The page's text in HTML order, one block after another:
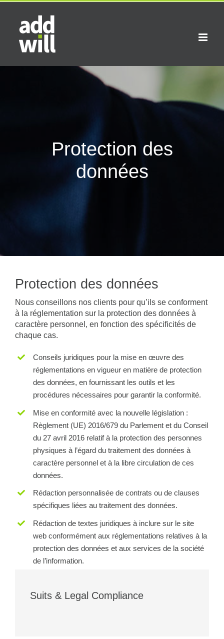
Skip
content
Protection des
données
Protection des données
Nous conseillons nos clients pour qu’ils se conforment
à la réglementation sur la protection des données à
caractère personnel, en fonction des spécificités de
chaque cas.
Conseils juridiques pour la mise en œuvre des
réglementations en vigueur en matière de protection
des données, en fournissant les outils et les
procédures nécessaires pour garantir la conformité.
Mise en conformité avec la nouvelle législation :
Règlement (UE) 2016/679 du Parlement et du Conseil
du 27 avril 2016 relatif à la protection des personnes
physiques à l’égard du traitement des données à
caractère personnel et à la libre circulation de ces
données.
Rédaction personnalisée de contrats ou de clauses
spécifiques liées au traitement des données.
Rédaction de textes juridiques à inclure sur le site
web conformément aux réglementations relatives à la
protection des données et aux services de la société
de l’information.
Suits & Legal Compliance